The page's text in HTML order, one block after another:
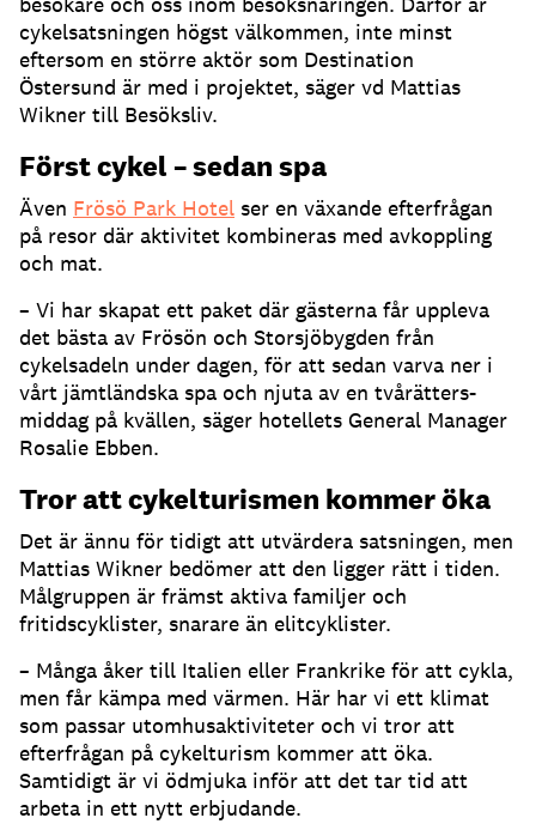
cykelsatsningen högst välkommen, inte minst
eftersom en större aktör som Destination
Östersund är med i projektet, säger vd Mattias
Wikner till Besöksliv.
Först cykel – sedan spa
Även Frösö Park Hotel ser en växande efterfrågan
på resor där aktivitet kombineras med avkoppling
och mat.
– Vi har skapat ett paket där gästerna får uppleva
det bästa av Frösön och Storsjöbygden från
cykelsadeln under dagen, för att sedan varva ner i
vårt jämtländska spa och njuta av en tvårätters-
middag på kvällen, säger hotellets General Manager
Rosalie Ebben.
Tror att cykelturismen kommer öka
Det är ännu för tidigt att utvärdera satsningen, men
Mattias Wikner bedömer att den ligger rätt i tiden.
Målgruppen är främst aktiva familjer och
fritidscyklister, snarare än elitcyklister.
– Många åker till Italien eller Frankrike för att cykla,
men får kämpa med värmen. Här har vi ett klimat
som passar utomhusaktiviteter och vi tror att
efterfrågan på cykelturism kommer att öka.
Samtidigt är vi ödmjuka inför att det tar tid att
arbeta in ett nytt erbjudande.